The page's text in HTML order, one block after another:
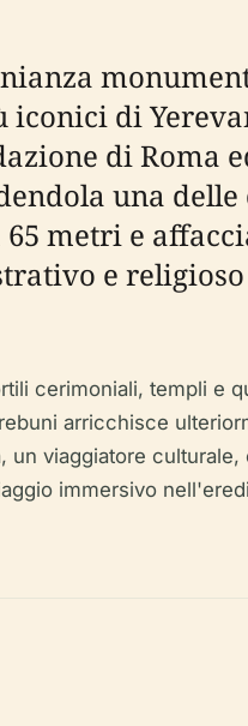
di
di Roma
una
metri e
e
cerimoniali, templi e
arricchisce
un viaggiatore
immersivo